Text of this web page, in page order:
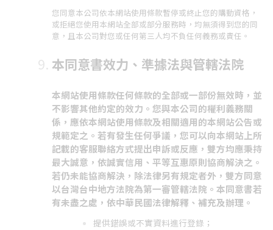
您同意本公司依本網站使用條款暫停或終止您的購動資格，
或拒絕您使用本網站全部或部分服務時，均無須得到您的同
意，且本公司對您或任何第三人均不負任何義務或責任。
本同意書效力、準據法與管轄法院
本網站使用條款任何條款的全部或一部份無效時，並
不影響其他約定的效力。您與本公司的權利義務關
係，應依本網站使用條款及相關適用的本網站公告或
規範定之。若有發生任何爭議，您可以向本網站上所
記載的客服聯絡方式提出申訴或反應，雙方均應秉持
最大誠意，依誠實信用、平等互惠原則協商解決之。
若仍未能協商解決，除法律另有規定者外，雙方同意
以台灣台中地方法院為第一審管轄法院。本同意書若
有未盡之處，依中華民國法律解釋、補充及辦理。
提供錯誤或不實資料進行登錄；